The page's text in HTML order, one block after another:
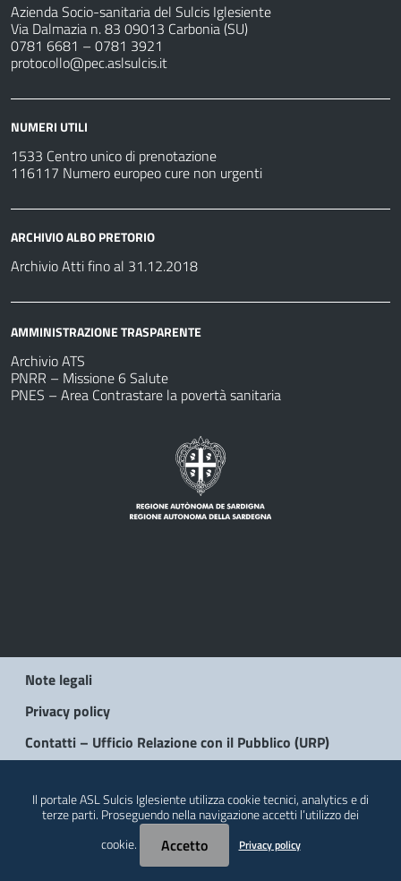
Azienda Socio-sanitaria del Sulcis Iglesiente
Via Dalmazia n. 83 09013 Carbonia (SU)
0781 6681 – 0781 3921
protocollo@pec.aslsulcis.it
NUMERI UTILI
1533 Centro unico di prenotazione
116117 Numero europeo cure non urgenti
ARCHIVIO ALBO PRETORIO
Archivio Atti fino al 31.12.2018
AMMINISTRAZIONE TRASPARENTE
Archivio ATS
PNRR – Missione 6 Salute
PNES – Area Contrastare la povertà sanitaria
Note legali
Privacy policy
Contatti – Ufficio Relazione con il Pubblico (URP)
Il portale ASL Sulcis Iglesiente utilizza cookie tecnici, analytics e di
terze parti. Proseguendo nella navigazione accetti l’utilizzo dei
cookie.
Accetto Privacy policy